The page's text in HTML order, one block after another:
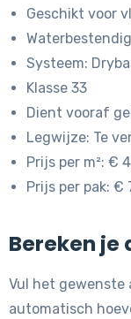
Geschikt voor
Waterbestendig
Systeem:
Klasse 33
Dient vooraf
Legwijze: Te
Prijs per m²: €
Prijs per pak: €
Bereken je
Vul het gewenste
automatisch